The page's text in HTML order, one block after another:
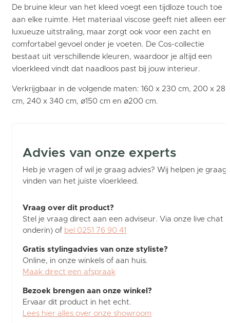
De bruine kleur van het kleed voegt een tijdloze touch toe
aan elke ruimte. Het materiaal viscose geeft niet alleen een
luxueuze uitstraling, maar zorgt ook voor een zacht en
comfortabel gevoel onder je voeten. De Cos-collectie
bestaat uit verschillende kleuren, waardoor je altijd een
vloerkleed vindt dat naadloos past bij jouw interieur.
Verkrijgbaar in de volgende maten: 160 x 230 cm, 200 x 280
cm, 240 x 340 cm, ø150 cm en ø200 cm.
Advies van onze experts
Heb je vragen of wil je graag advies? Wij helpen je graag
vinden van het juiste vloerkleed.
Vraag over dit product?
Stel je vraag direct aan een adviseur. Via onze live chat
onderin) of bel 0251 76 90 41
Gratis stylingadvies van onze styliste?
Online, in onze winkels of aan huis.
Maak direct een afspraak
Bezoek brengen aan onze winkel?
Ervaar dit product in het echt.
Lees hier alles over onze showroom